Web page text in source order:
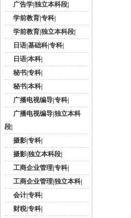
广告学|独立本科段|
学前教育|专科|
学前教育|独立本科段|
日语|基础科|专科|
日语|本科|
秘书|专科|
秘书|本科|
广播电视编导|专科|
广播电视编导|独立本科
段|
摄影|专科|
摄影|独立本科段|
工商企业管理|专科|
工商企业管理|独立本科|
会计|专科|
财税|专科|